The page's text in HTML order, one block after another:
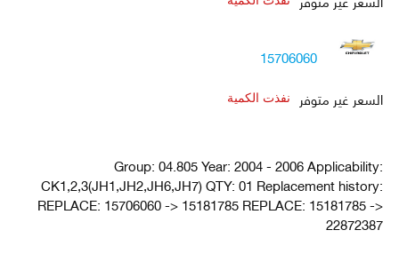
15706060
السعر غير متوفر
نفذت الكمية
Group: 04.805 Year: 2004 - 2006 Applicability:
CK1,2,3(JH1,JH2,JH6,JH7) QTY: 01 Replacement history:
REPLACE: 15706060 -> 15181785 REPLACE: 15181785 ->
22872387